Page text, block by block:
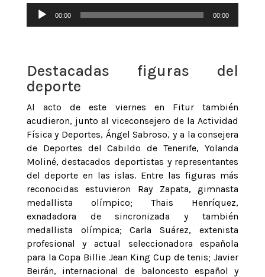
Reproductor
00:00 00:00
Destacadas figuras del
deporte
Al acto de este viernes en Fitur también
acudieron, junto al viceconsejero de la Actividad
Física y Deportes, Ángel Sabroso, y a la consejera
de Deportes del Cabildo de Tenerife, Yolanda
Moliné, destacados deportistas y representantes
del deporte en las islas. Entre las figuras más
reconocidas estuvieron Ray Zapata, gimnasta
medallista olímpico; Thais Henríquez,
exnadadora de sincronizada y también
medallista olímpica; Carla Suárez, extenista
profesional y actual seleccionadora española
para la Copa Billie Jean King Cup de tenis; Javier
Beirán, internacional de baloncesto español y